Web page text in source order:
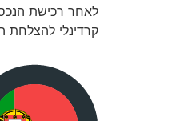
לאחר רכישת
קרדינלי להצלחת